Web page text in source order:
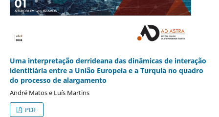
Uma interpretação derrideana das dinâmicas de interação
identitiária entre a União Europeia e a Turquia no quadro
do processo de alargamento
André Matos e Luís Martins
PDF